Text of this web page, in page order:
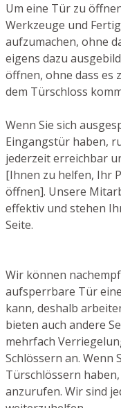
Um eine Tür zu
Werkzeuge und
aufzumachen, ohne
eigens dazu
öffnen, ohne dass es
dem Türschloss
Wenn Sie sich
Eingangstür haben,
jederzeit erreichbar
[Ihnen zu helfen, Ihr
öffnen]. Unsere
effektiv und stehen
Seite.
Wir können
aufsperrbare Tür
kann, deshalb
bieten auch andere
mehrfach
Schlössern an. Wenn
Türschlössern
anzurufen. Wir sind